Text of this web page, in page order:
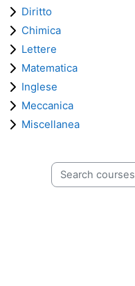
Diritto
Chimica
Lettere
Matematica
Inglese
Meccanica
Miscellanea
Search courses